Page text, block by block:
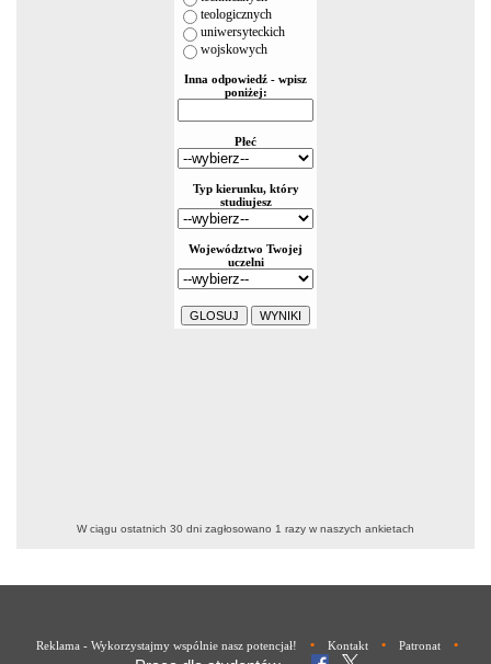
W ciągu ostatnich 30 dni zagłosowano 1 razy w naszych ankietach
Reklama - Wykorzystajmy wspólnie nasz potencjał! • Kontakt • Patronat •